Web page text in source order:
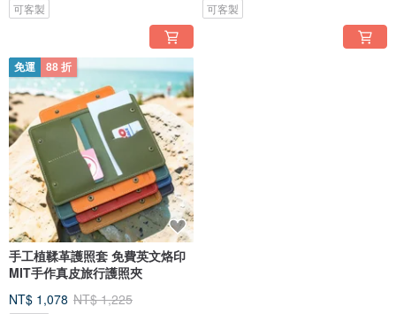
可客製 可客製
免運 88 折
手工植鞣革護照套 免費英文烙印
MIT手作真皮旅行護照夾
NT$ 1,078 NT$ 1,225